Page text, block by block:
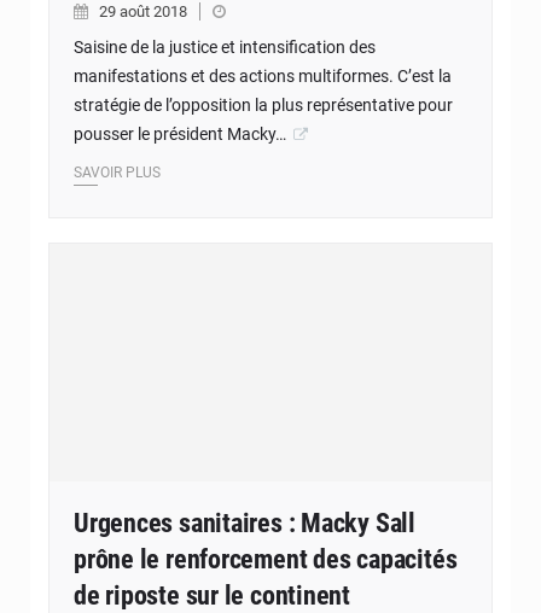
29 août 2018
Saisine de la justice et intensification des
manifestations et des actions multiformes. C’est la
stratégie de l’opposition la plus représentative pour
pousser le président Macky…
SAVOIR PLUS
Urgences sanitaires : Macky Sall
prône le renforcement des capacités
de riposte sur le continent